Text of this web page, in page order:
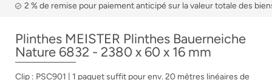
2 % de remise pour paiement anticipé sur la valeur totale des
Plinthes MEISTER Plinthes Bauerneiche
Nature 6832 - 2380 x 60 x 16 mm
Clip : PSC901 | 1 paquet suffit pour env. 20 mètres linéaires de